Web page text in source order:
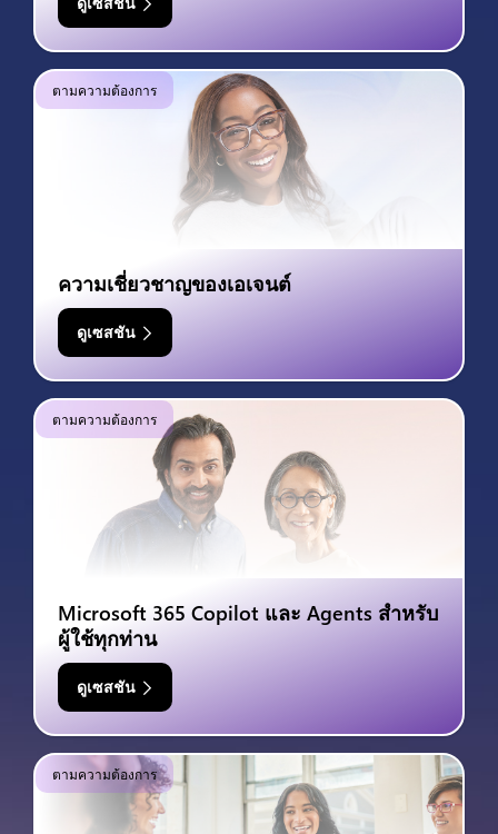
ตามความต้องการ
ความเชี่ยวชาญของเอเจนต์
ดูเซสชัน
ตามความต้องการ
Microsoft 365 Copilot และ Agents สำหรับ
ผู้ใช้ทุกท่าน
ดูเซสชัน
ตามความต้องการ